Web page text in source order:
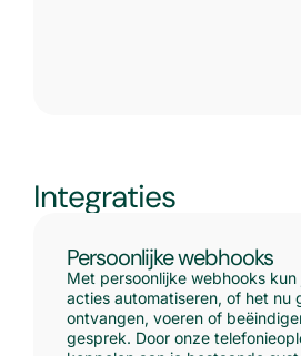
Integraties
Persoonlijke webhooks
Met persoonlijke webhooks
acties automatiseren, of het nu
ontvangen, voeren of
gesprek. Door onze